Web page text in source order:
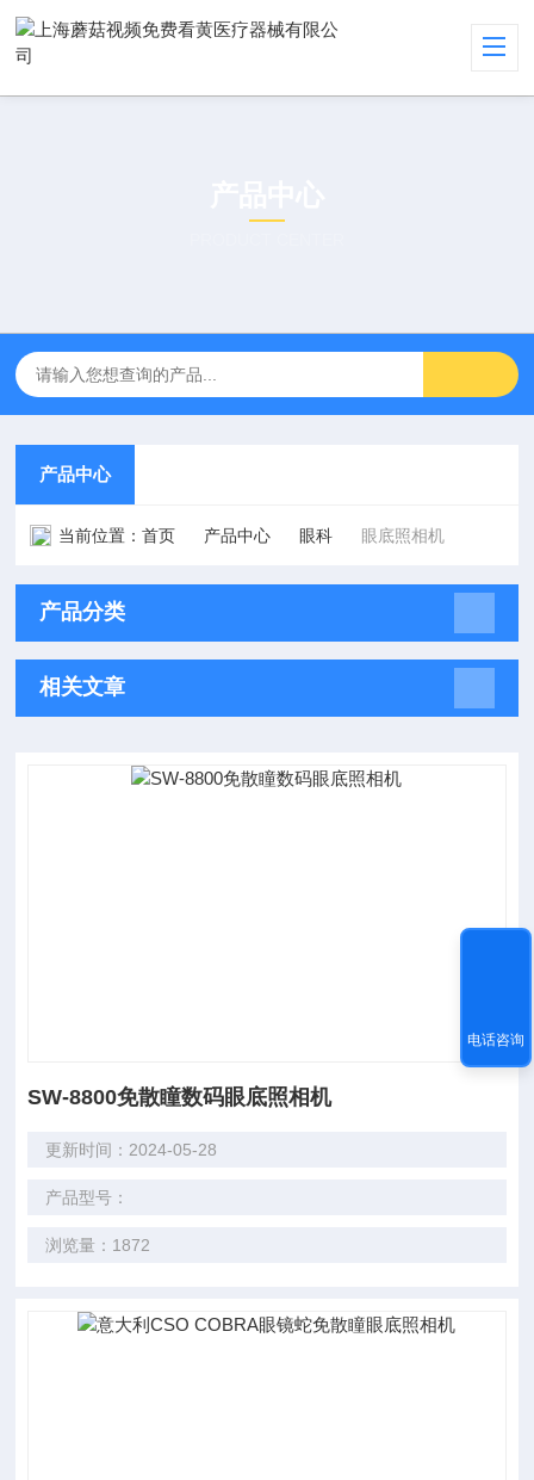
产品中心
当前位置：首页 产品中心 眼科 眼底照相机
产品分类
相关文章
SW-8800免散瞳数码眼底照相机
更新时间：2024-05-28
产品型号：
浏览量：1872
电话咨询